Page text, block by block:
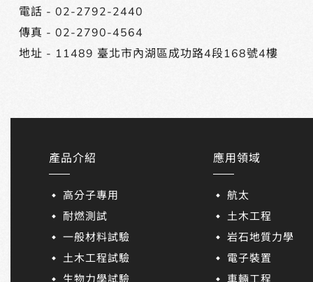
電話 - 02-2792-2440
傳真 - 02-2790-4564
地址 - 11489 臺北市內湖區成功路4段168號4樓
產品介紹
高分子專用
耐燃測試
一般材料試驗
土木工程試驗
應用領域
航太
土木工程
岩石地質力學
電子裝置